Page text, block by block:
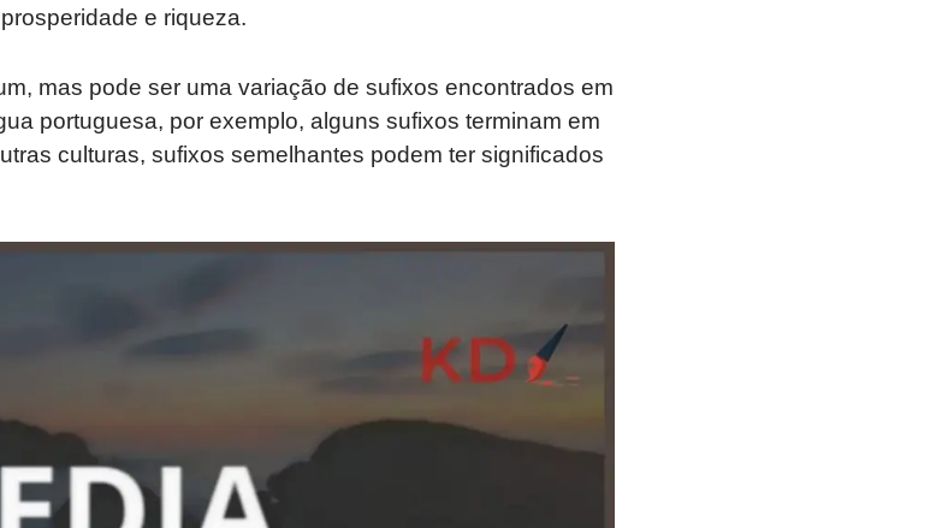
e riqueza.
mas pode ser uma variação de sufixos encontrados em
portuguesa, por exemplo, alguns sufixos terminam em
culturas, sufixos semelhantes podem ter significados